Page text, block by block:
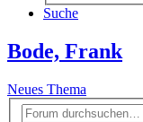
Suche
Bode, Frank
Neues Thema